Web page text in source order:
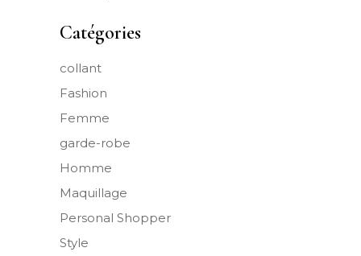
Catégories
collant
Fashion
Femme
garde-robe
Homme
Maquillage
Personal Shopper
Style